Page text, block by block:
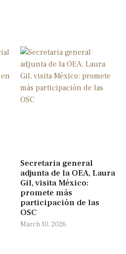
Secretaria general
adjunta de la OEA, Laura
Gil, visita México:
promete más
participación de las
OSC
March 10, 2026